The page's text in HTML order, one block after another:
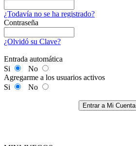
¿Todavía no se ha registrado?
Contraseña
¿Olvidó su Clave?
Entrada automática
Si
No
Agregarme a los usuarios activos
Si
No
Entrar a Mi Cuenta